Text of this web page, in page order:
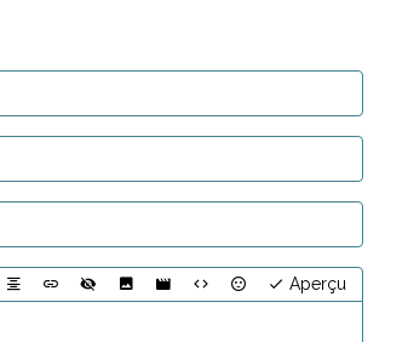
Aperçu